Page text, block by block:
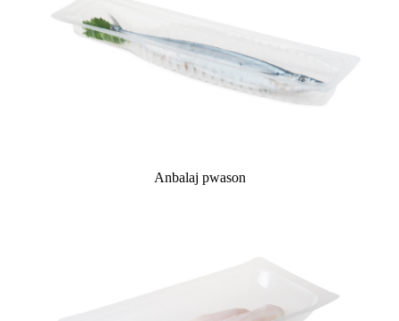
Anbalaj pwason